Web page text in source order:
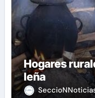
Hogares
leña